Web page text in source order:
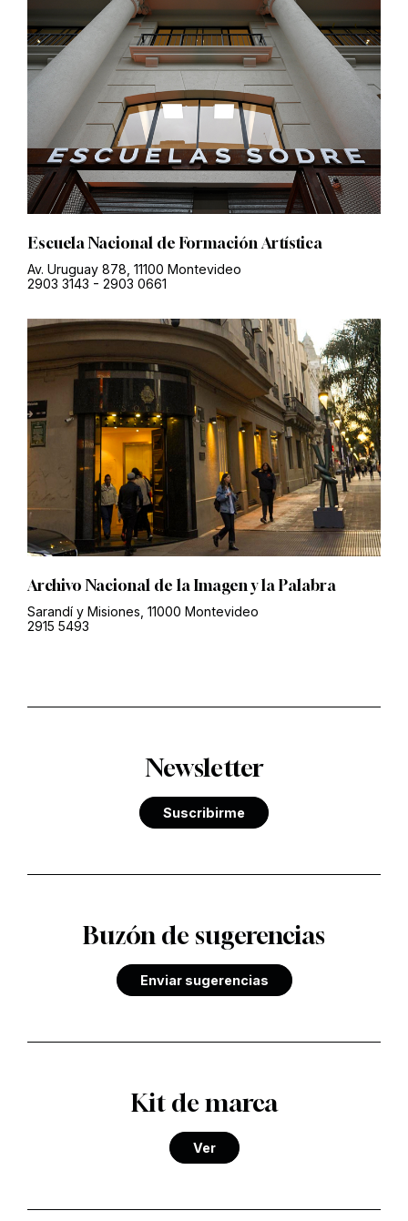
Escuela Nacional de Formación Artística
Av. Uruguay 878, 11100 Montevideo
2903 3143 - 2903 0661
Archivo Nacional de la Imagen y la Palabra
Sarandí y Misiones, 11000 Montevideo
2915 5493
Newsletter
Suscribirme
Buzón de sugerencias
Enviar sugerencias
Kit de marca
Ver